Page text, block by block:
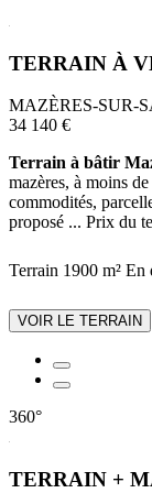
TERRAIN À
MAZÈRES-SUR-
34 140 €
Terrain à bâtir
mazères, à moins
commodités,
proposé ... Prix du
Terrain 1900 m² En
VOIR LE TERRAIN
360°
TERRAIN +